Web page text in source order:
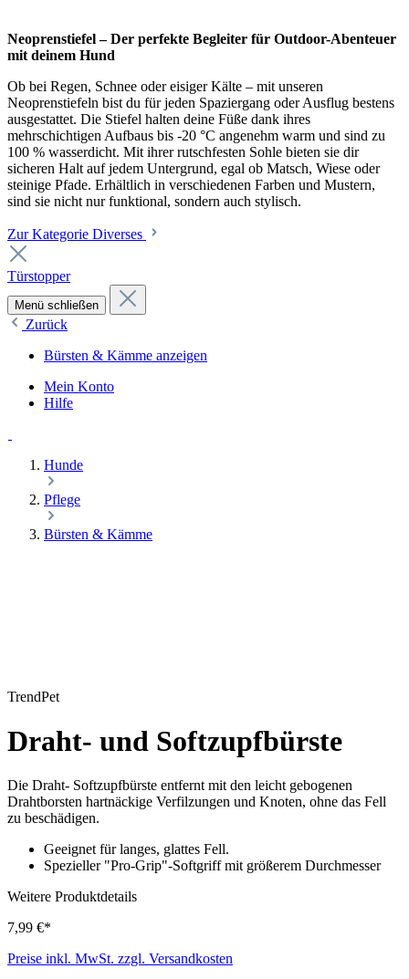
Neoprenstiefel – Der perfekte Begleiter für Outdoor-Abenteuer
mit deinem Hund
Ob bei Regen, Schnee oder eisiger Kälte – mit unseren
Neoprenstiefeln bist du für jeden Spaziergang oder Ausflug bestens
ausgestattet. Die Stiefel halten deine Füße dank ihres
mehrschichtigen Aufbaus bis -20 °C angenehm warm und sind zu
100 % wasserdicht. Mit ihrer rutschfesten Sohle bieten sie dir
sicheren Halt auf jedem Untergrund, egal ob Matsch, Wiese oder
steinige Pfade. Erhältlich in verschiedenen Farben und Mustern,
sind sie nicht nur funktional, sondern auch stylisch.
Zur Kategorie Diverses
Türstopper
Menü schließen
Zurück
Bürsten & Kämme anzeigen
Mein Konto
Hilfe
Hunde
Pflege
Bürsten & Kämme
TrendPet
Draht- und Softzupfbürste
Die Draht- Softzupfbürste entfernt mit den leicht gebogenen
Drahtborsten hartnäckige Verfilzungen und Knoten, ohne das Fell
zu beschädigen.
Geeignet für langes, glattes Fell.
Spezieller "Pro-Grip"-Softgriff mit größerem Durchmesser
Weitere Produktdetails
7,99 €*
Preise inkl. MwSt. zzgl. Versandkosten